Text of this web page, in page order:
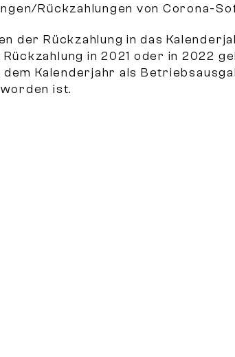
Rückzahlungen von Corona-
der Rückzahlung in das
in 2021 oder in 2022
Kalenderjahr als
ist.